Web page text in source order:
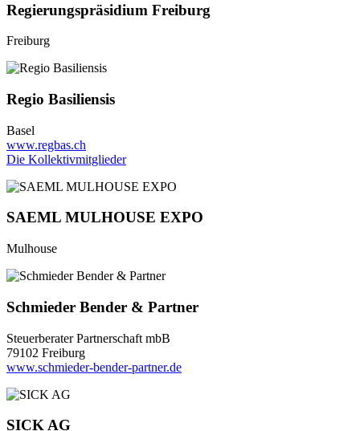
Regierungspräsidium Freiburg
Freiburg
Regio Basiliensis
Basel
www.regbas.ch
Die Kollektivmitglieder
SAEML MULHOUSE EXPO
Mulhouse
Schmieder Bender & Partner
Steuerberater Partnerschaft mbB
79102 Freiburg
www.schmieder-bender-partner.de
SICK AG